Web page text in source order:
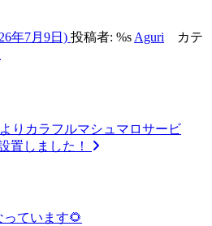
年7月9日) 投稿者: %s Aguri
カテ
りカラフルマシュマロサービ
置しました！
ています🌻